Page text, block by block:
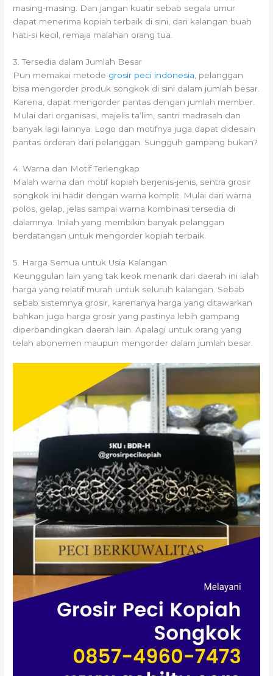
masing-masing. Dan jangan kuatir sebab segala umur
dapat menerima kopiah terbaik di sini, dari kalangan buah
hati-si kecil, remaja malahan orang tua.
3. Tersedia dalam Jumlah Besar
Pun memakai metode grosir peci indonesia , pelanggan
bisa mengorder produk songkok di sini dalam jumlah besar.
Karena, dapat mengorder pantas dengan jumlah member.
Mulai dari organisasi, majelis ta’lim, santri madrasah dan
banyak lagi lainnya. Logo dan motifnya juga dapat didesain
pantas orderan dari pelanggan. Sungguh gampang bukan?
4. Warna dan Motif Terlengkap
Malah warna dan motif kopiah berjenis-jenis, sentra grosir
songkok ini hadir dengan warna komplit. Mulai dari warna
polos, gelap, jelas sampai warna kombinasi tersedia di
dalamnya. Inilah yang membikin banyak pelanggan
berdatangan untuk mengorder kopiah terbaik.
5. Harga Semua untuk Usia Kalangan
Keunggulan lain yang tak keok menarik dari daerah ini ialah
harga yang relatif murah untuk seluruh kalangan. Sebab
sebab sistemnya grosir, karenanya harga yang ditawarkan
bahkan juga harga grosir yang pastinya lebih gampang
diperbandingkan daerah lain. Apalagi untuk orang yang
telah abonemen maupun mengorder dalam jumlah besar.